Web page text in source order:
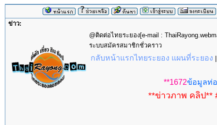
ข่าว:
@ติดต่อไทยระยอง[e-mail :
ระบบสมัครสมาชิกชั่วคราว
กลับหน้าแรกไทยระยอง แผนที่ระยอง
**1672ข้อมูลท่
**ข่าวภาพ คลิป**